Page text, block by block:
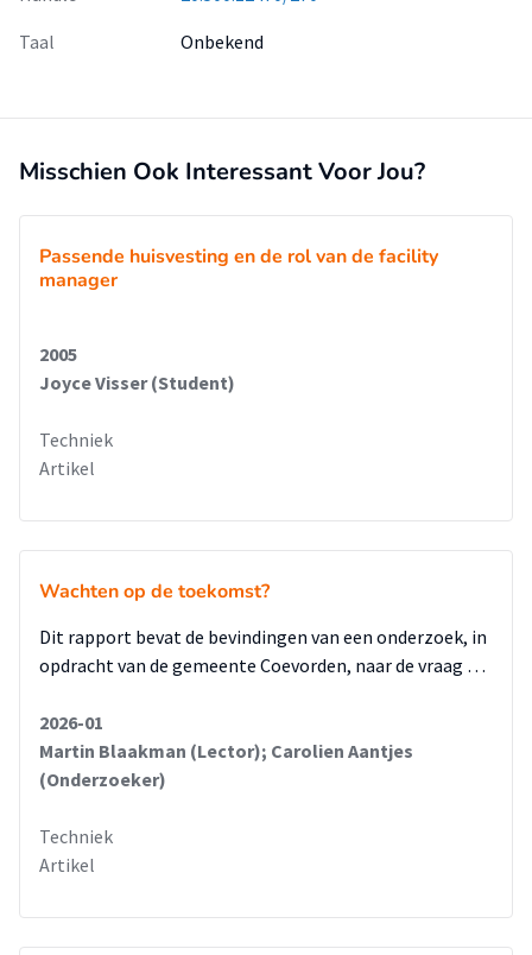
Taal
Onbekend
Misschien Ook Interessant Voor Jou?
Passende huisvesting en de rol van de facility
manager
2005
Joyce Visser (Student)
Techniek
Artikel
Wachten op de toekomst?
Dit rapport bevat de bevindingen van een onderzoek, in
opdracht van de gemeente Coevorden, naar de vraag …
2026-01
Martin Blaakman (Lector); Carolien Aantjes
(Onderzoeker)
Techniek
Artikel